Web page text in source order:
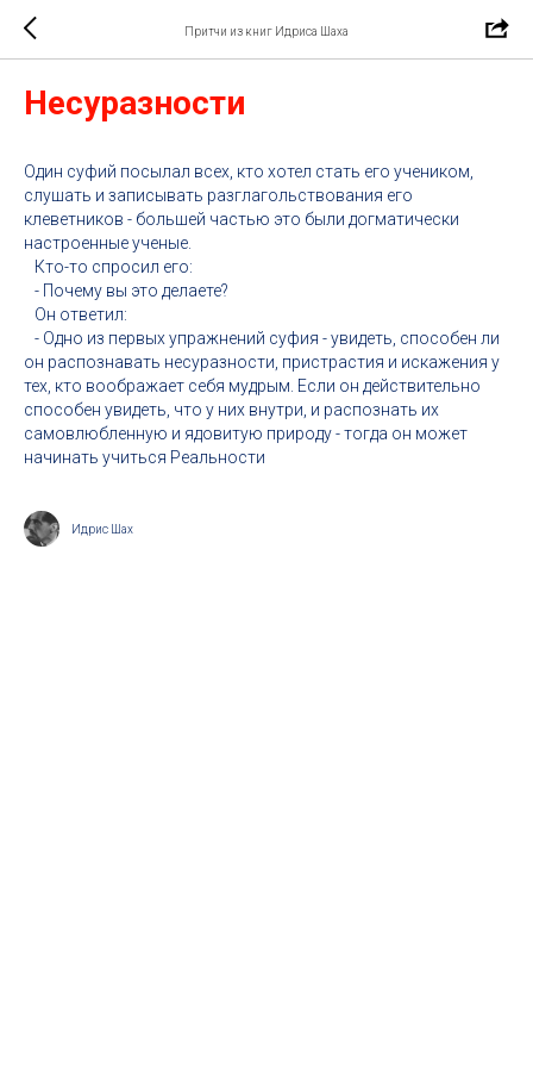
Притчи из книг Идриса Шаха
Несуразности
Один суфий посылал всех, кто хотел стать его учеником,
слушать и записывать разглагольствования его
клеветников - большей частью это были догматически
настроенные ученые.
Кто-то спросил его:
- Почему вы это делаете?
Он ответил:
- Одно из первых упражнений суфия - увидеть, способен ли
он распознавать несуразности, пристрастия и искажения у
тех, кто воображает себя мудрым. Если он действительно
способен увидеть, что у них внутри, и распознать их
самовлюбленную и ядовитую природу - тогда он может
начинать учиться Реальности
Идрис Шах